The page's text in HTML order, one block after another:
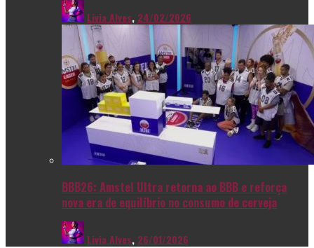
Livia Alves, 24/02/2026
BBB26: Amstel Ultra retorna ao BBB e reforça
nova era de equilíbrio no consumo de cerveja
Livia Alves, 26/01/2026